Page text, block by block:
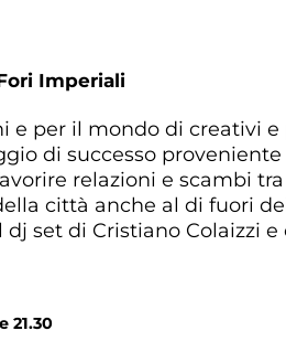
Imperiali
e per il mondo di creativi
di successo
relazioni e scambi
città anche al di fuori
set di Cristiano Colaizzi
21.30